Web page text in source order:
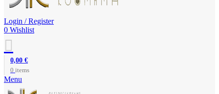
Login / Register
0 Wishlist
0 items
0,00 €
Menu